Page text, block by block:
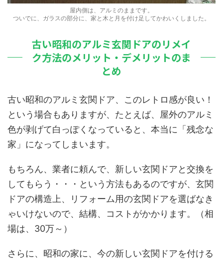
屋内側は、アルミのままです。
ついでに、ガラスの部分に、家と木と月を付け足してかわいくしました。
古い昭和のアルミ玄関ドアのリメイ
ク方法のメリット・デメリットのま
とめ
古い昭和のアルミ玄関ドア、このレトロ感が良い！
という場合もありますが、たとえば、屋外のアルミ
色が剥げて白っぽくなっていると、本当に「残念な
家」になってしまいます。
もちろん、業者に頼んで、新しい玄関ドアと交換を
してもらう・・・という方法もあるのですが、玄関
ドアの構造上、リフォーム用の玄関ドアを選ばなき
ゃいけないので、結構、コストがかかります。（相
場は、30万～）
さらに、昭和の家に、今の新しい玄関ドアを付ける